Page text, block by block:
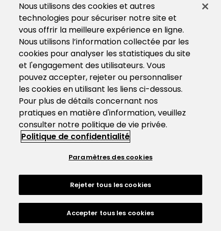
Nous utilisons des cookies et autres
technologies pour sécuriser notre site et
vous offrir la meilleure expérience en ligne.
Nous utilisons l’information collectée par les
cookies pour analyser les statistiques du site
et l'engagement des utilisateurs. Vous
pouvez accepter, rejeter ou personnaliser
les cookies en utilisant les liens ci-dessous.
Pour plus de détails concernant nos
pratiques en matière d'information, veuillez
consulter notre politique de vie privée.
Politique de confidentialité
Paramètres des cookies
Rejeter tous les cookies
Accepter tous les cookies